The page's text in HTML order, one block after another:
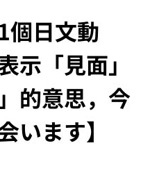
個日文動
示「見面」
的意思，今
います】